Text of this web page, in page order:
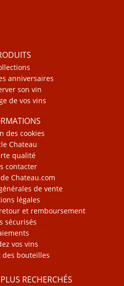
anniversaires
son vin
de vos vins
des cookies
Chateau
qualité
contacter
Chateau.com
de vente
légales
et remboursement
sécurisés
vos vins
des bouteilles
RECHERCHÉS